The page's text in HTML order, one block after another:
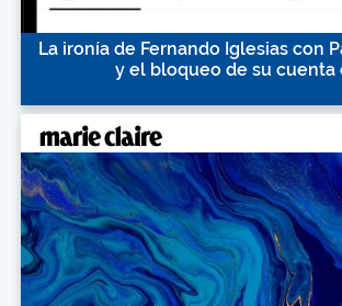
La ironía de Fernando Iglesias con
y el bloqueo de su cuenta